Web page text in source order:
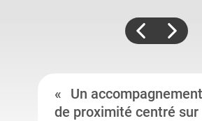
Un
de proximité centré sur